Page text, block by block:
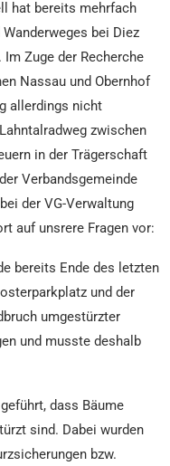
hat bereits mehrfach
bei Diez
Zuge der Recherche
Nassau und Obernhof
allerdings nicht
zwischen
in der Trägerschaft
Verbandsgemeinde
der VG-Verwaltung
auf unsrere Fragen vor:
bereits Ende des letzten
und der
umgestürzter
und musste deshalb
dass Bäume
sind. Dabei wurden
bzw.